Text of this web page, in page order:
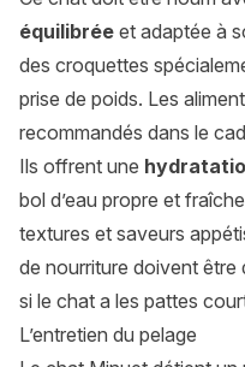
équilibrée et adaptée à
des croquettes
prise de poids. Les
recommandés dans le
Ils offrent une
bol d’eau propre et
textures et saveurs
de nourriture doivent être
si le chat a les pattes
L’entretien du pelage